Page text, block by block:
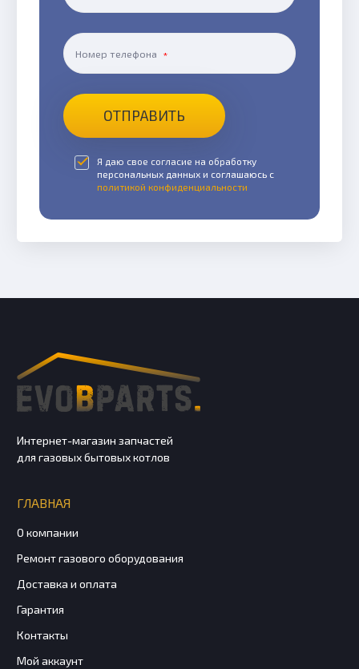
Номер телефона
ОТПРАВИТЬ
Я даю свое согласие на обработку
персональных данных и соглашаюсь с
политикой конфиденциальности
Интернет-магазин запчастей
для газовых бытовых котлов
ГЛАВНАЯ
О компании
Ремонт газового оборудования
Доставка и оплата
Гарантия
Контакты
Мой аккаунт